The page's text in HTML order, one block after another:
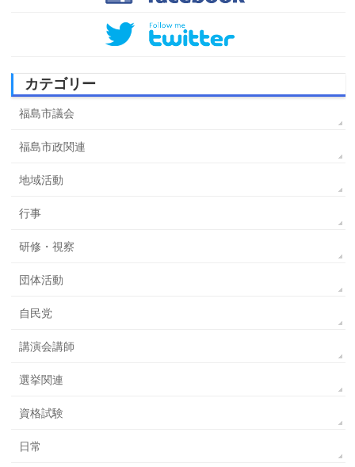
カテゴリー
福島市議会
福島市政関連
地域活動
行事
研修・視察
団体活動
自民党
講演会講師
選挙関連
資格試験
日常